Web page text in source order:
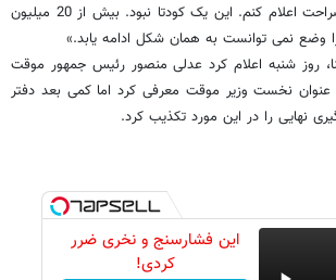
وی افزود: «بگذارید به صراحت اعلام کنم. این یک کودتا نبود. بیش از 20 میلیون
وضع نمی توانست به همان شکل ادامه یابد.»
روز شنبه اعلام کرد عدلی منصور رئیس جمهور موقت
عنوان نخست وزیر موقت معرفی کرد اما کمی بعد دفتر
نهایی را در این مورد تکذیب کرد.
این فشارسنج و نخری ضرر
کردی!